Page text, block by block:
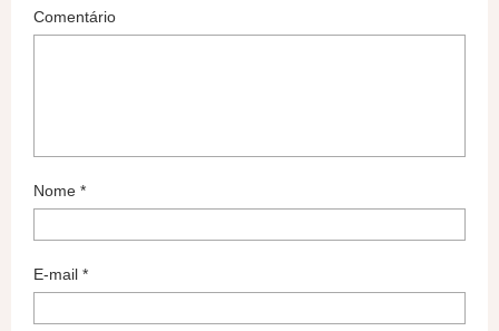
Comentário
Nome *
E-mail *